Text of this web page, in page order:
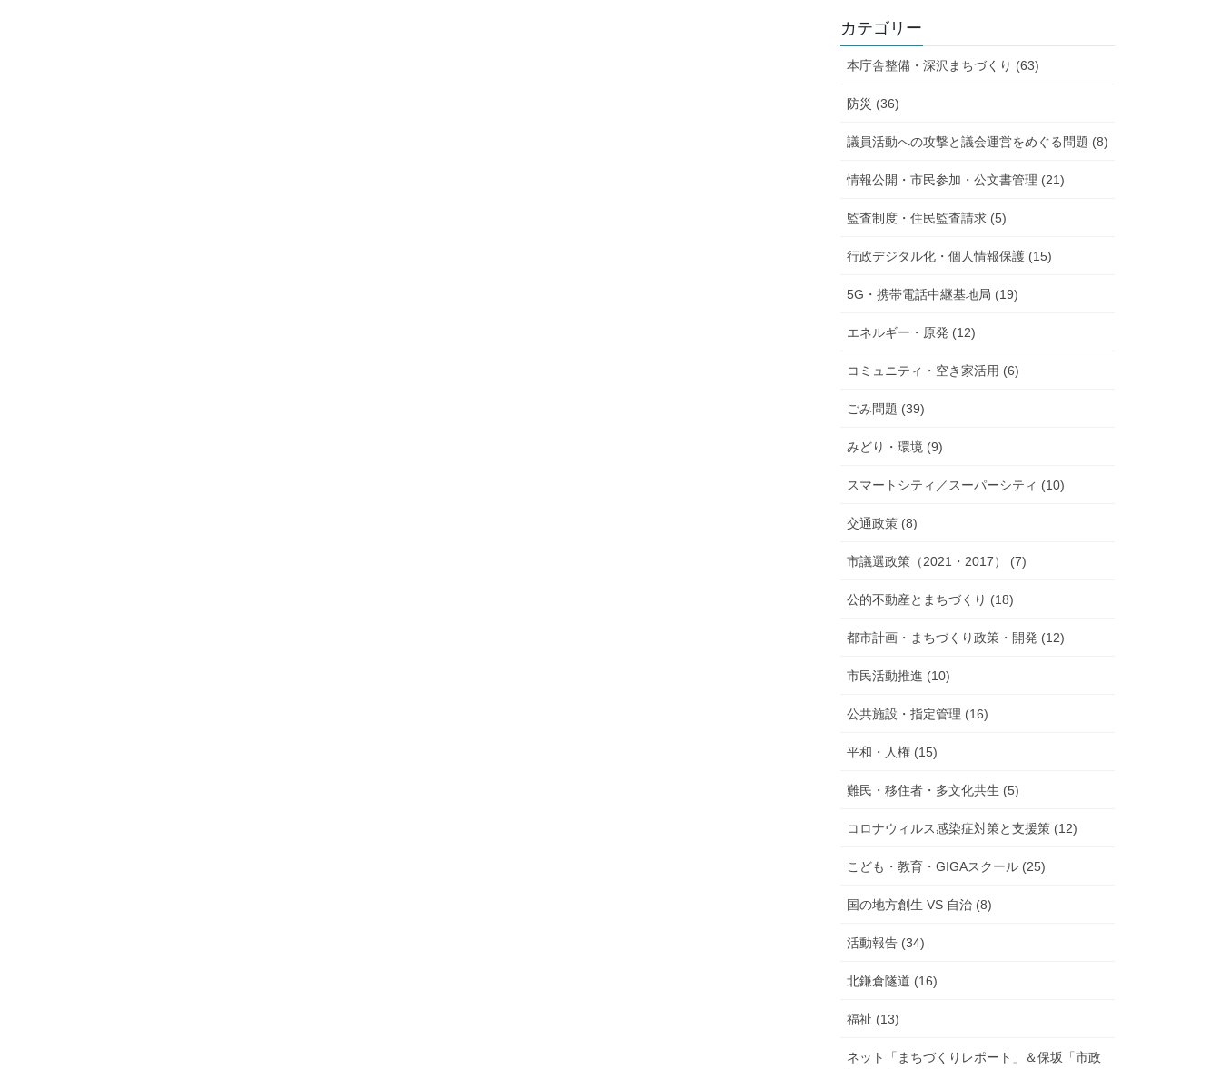
活
動
報
カテゴリー
本庁舎整備・深沢まちづくり (63)
防災 (36)
議員活動への攻撃と議会運営をめぐる問題 (8)
情報公開・市民参加・公文書管理 (21)
監査制度・住民監査請求 (5)
行政デジタル化・個人情報保護 (15)
5G・携帯電話中継基地局 (19)
エネルギー・原発 (12)
コミュニティ・空き家活用 (6)
ごみ問題 (39)
みどり・環境 (9)
スマートシティ／スーパーシティ (10)
交通政策 (8)
市議選政策（2021・2017） (7)
公的不動産とまちづくり (18)
都市計画・まちづくり政策・開発 (12)
市民活動推進 (10)
公共施設・指定管理 (16)
平和・人権 (15)
難民・移住者・多文化共生 (5)
コロナウィルス感染症対策と支援策 (12)
こども・教育・GIGAスクール (25)
国の地方創生 VS 自治 (8)
活動報告 (34)
北鎌倉隧道 (16)
福祉 (13)
ネット「まちづくりレポート」＆保坂「市政